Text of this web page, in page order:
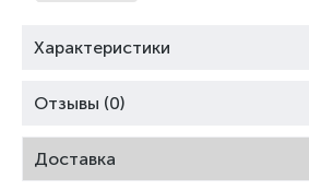
Характеристики
Отзывы (0)
Доставка